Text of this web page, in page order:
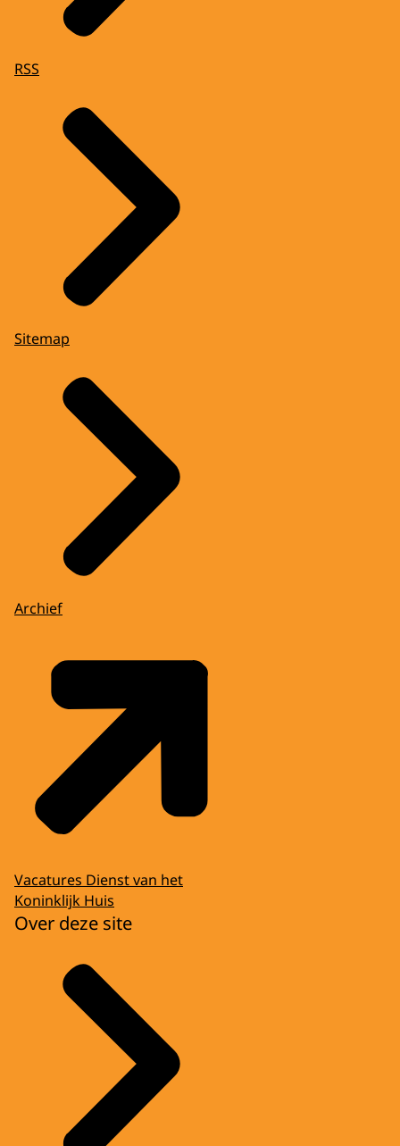
RSS
Sitemap
Archief
Vacatures Dienst van het
Koninklijk Huis
Over deze site